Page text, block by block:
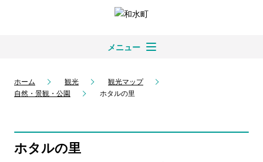
メニュー
ホーム 観光
観光マップ
自然・景観・公園
ホタルの里
ホタルの里